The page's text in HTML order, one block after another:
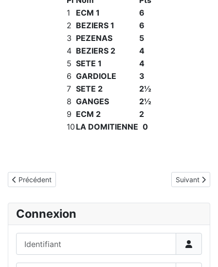
1
ECM 1
6
2 BEZIERS 1
6
3 PEZENAS
5
4 BEZIERS 2
4
5 SETE 1
4
6 GARDIOLE
3
7 SETE 2
2½
8 GANGES
2½
9 ECM 2
2
10 LA DOMITIENNE 0
Détails
Article précédent : Résultats championnat hérault rapide par
Précédent Article
Suivant
Connexion